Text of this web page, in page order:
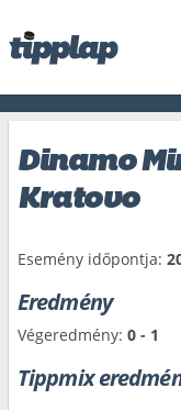
Dinamo
Kratovo
Esemény időpontja:
Eredmény
Végeredmény: 0 - 1
Tippmix